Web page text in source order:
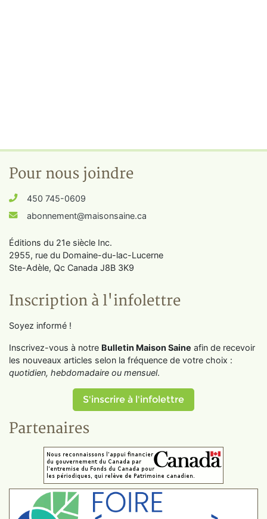
Pour nous joindre
450 745-0609
abonnement@maisonsaine.ca
Éditions du 21e siècle Inc.
2955, rue du Domaine-du-lac-Lucerne
Ste-Adèle, Qc Canada J8B 3K9
Inscription à l'infolettre
Soyez informé !
Inscrivez-vous à notre Bulletin Maison Saine afin de recevoir
les nouveaux articles selon la fréquence de votre choix :
quotidien, hebdomadaire ou mensuel.
S'inscrire à l'infolettre
Partenaires